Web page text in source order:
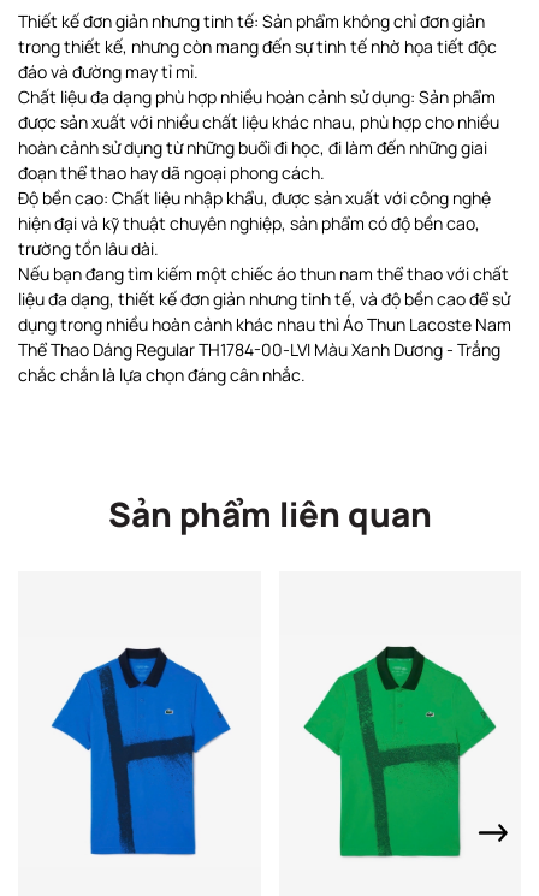
Thiết kế đơn giản nhưng tinh tế: Sản phẩm không chỉ đơn giản
trong thiết kế, nhưng còn mang đến sự tinh tế nhờ họa tiết độc
đáo và đường may tỉ mỉ.
Chất liệu đa dạng phù hợp nhiều hoàn cảnh sử dụng: Sản phẩm
được sản xuất với nhiều chất liệu khác nhau, phù hợp cho nhiều
hoàn cảnh sử dụng từ những buổi đi học, đi làm đến những giai
đoạn thể thao hay dã ngoại phong cách.
Độ bền cao: Chất liệu nhập khẩu, được sản xuất với công nghệ
hiện đại và kỹ thuật chuyên nghiệp, sản phẩm có độ bền cao,
trường tồn lâu dài.
Nếu bạn đang tìm kiếm một chiếc áo thun nam thể thao với chất
liệu đa dạng, thiết kế đơn giản nhưng tinh tế, và độ bền cao để sử
dụng trong nhiều hoàn cảnh khác nhau thì Áo Thun Lacoste Nam
Thể Thao Dáng Regular TH1784-00-LVI Màu Xanh Dương - Trắng
chắc chắn là lựa chọn đáng cân nhắc.
Sản phẩm liên quan